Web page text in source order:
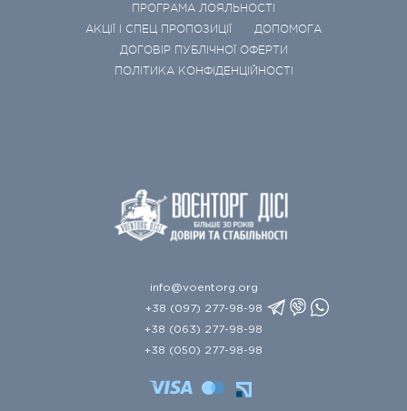
ПРОГРАМА ЛОЯЛЬНОСТІ
АКЦІЇ І СПЕЦ ПРОПОЗИЦІЇ
ДОПОМОГА
ДОГОВІР ПУБЛІЧНОЇ ОФЕРТИ
ПОЛІТИКА КОНФІДЕНЦІЙНОСТІ
info@voentorg.org
+38 (097) 277-98-98
+38 (063) 277-98-98
+38 (050) 277-98-98